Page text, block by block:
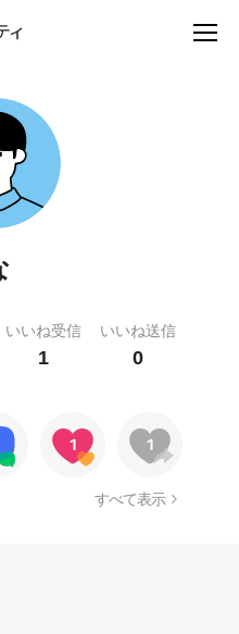
いいね受信
1
いいね送信
0
すべて表示